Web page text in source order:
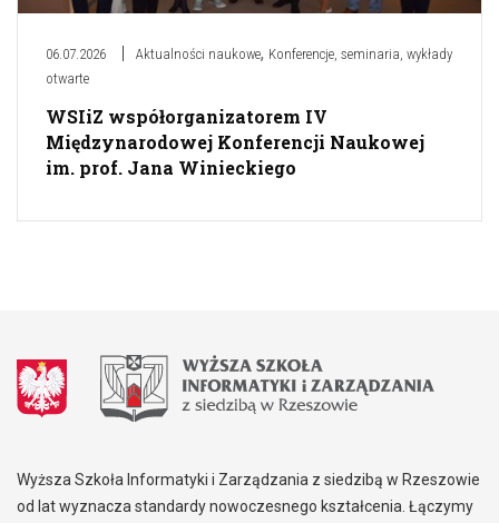
06.07.2026 Aktualności naukowe, Konferencje, seminaria, wykłady
otwarte
WSIiZ współorganizatorem IV
Międzynarodowej Konferencji Naukowej
im. prof. Jana Winieckiego
Wyższa Szkoła Informatyki i Zarządzania z siedzibą w Rzeszowie
od lat wyznacza standardy nowoczesnego kształcenia. Łączymy